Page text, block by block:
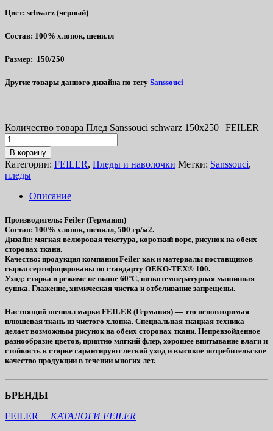
Цвет: schwarz (черный)
Состав: 100% хлопок, шенилл
Размер: 150/250
Другие товары данного дизайна по тегу Sanssouci
Количество товара Плед Sanssouci schwarz 150х250 | FEILER
В корзину
Категории: FEILER, Пледы и наволочки Метки: Sanssouci,
пледы
Описание
Производитель: Feiler (Германия)
Состав: 100% хлопок, шенилл, 500 гр/м2.
Дизайн: мягкая велюровая текстура, короткий ворс, рисунок на обеих
сторонах ткани.
Качество: продукция компании Feiler как и материалы поставщиков
сырья сертифицированы по стандарту OEKO-TEX® 100.
Уход: стирка в режиме не выше 60°C, низкотемпературная машинная
сушка. Глажение, химическая чистка и отбеливание запрещены.
Настоящий шенилл марки FEILER (Германия) — это неповторимая
плюшевая ткань из чистого хлопка. Специальная ткацкая техника
делает возможным рисунок на обеих сторонах ткани. Непревзойденное
разнообразие цветов, приятно мягкий флер, хорошее впитывание влаги и
стойкость к стирке гарантируют легкий уход и высокое потребительское
качество продукции в течении многих лет.
БРЕНДЫ
FEILER КАТАЛОГИ FEILER